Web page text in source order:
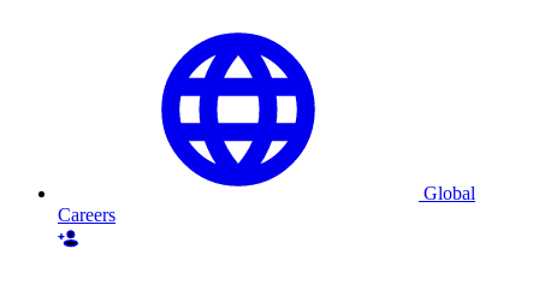
Global
Careers